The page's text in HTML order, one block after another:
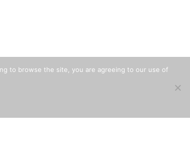
to browse the site, you are agreeing to our use of